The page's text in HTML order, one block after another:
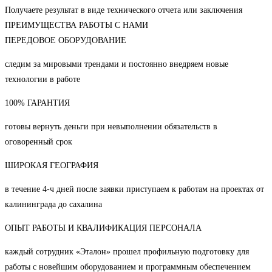
Получаете результат в виде технического отчета или заключения
ПРЕИМУЩЕСТВА РАБОТЫ С НАМИ
ПЕРЕДОВОЕ ОБОРУДОВАНИЕ
следим за мировыми трендами и постоянно внедряем новые
технологии в работе
100% ГАРАНТИЯ
готовы вернуть деньги при невыполнении обязательств в
оговоренный срок
ШИРОКАЯ ГЕОГРАФИЯ
в течение 4-ч дней после заявки приступаем к работам на проектах от
калининграда до сахалина
ОПЫТ РАБОТЫ И КВАЛИФИКАЦИЯ ПЕРСОНАЛА
каждый сотрудник «Эталон» прошел профильную подготовку для
работы с новейшим оборудованием и программным обеспечением